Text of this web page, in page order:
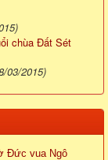
chùa Đất Sét
03/2015)
Đức vua Ngô